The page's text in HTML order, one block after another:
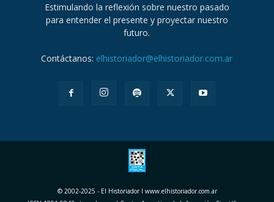
Estimulando la reflexión sobre nuestro pasado
para entender el presente y proyectar nuestro
futuro.
Contáctanos: elhistoriador@elhistoriador.com.ar
© 2002-2025 - El Historiador I www.elhistoriador.com.ar